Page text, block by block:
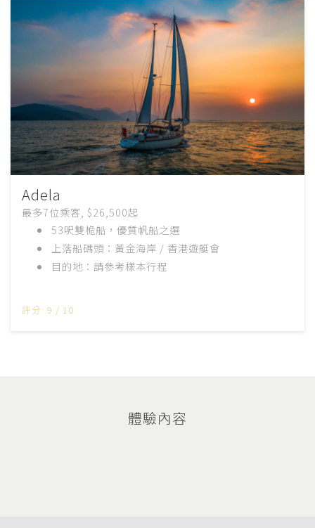
Adela
最多7位乘客, $26,500起
53呎雙桅船，優質帆船之選
上落船碼頭：黃金海岸 / 香港遊艇會
目的地：請參考樣本行程
評分: 9 / 10
體驗內容